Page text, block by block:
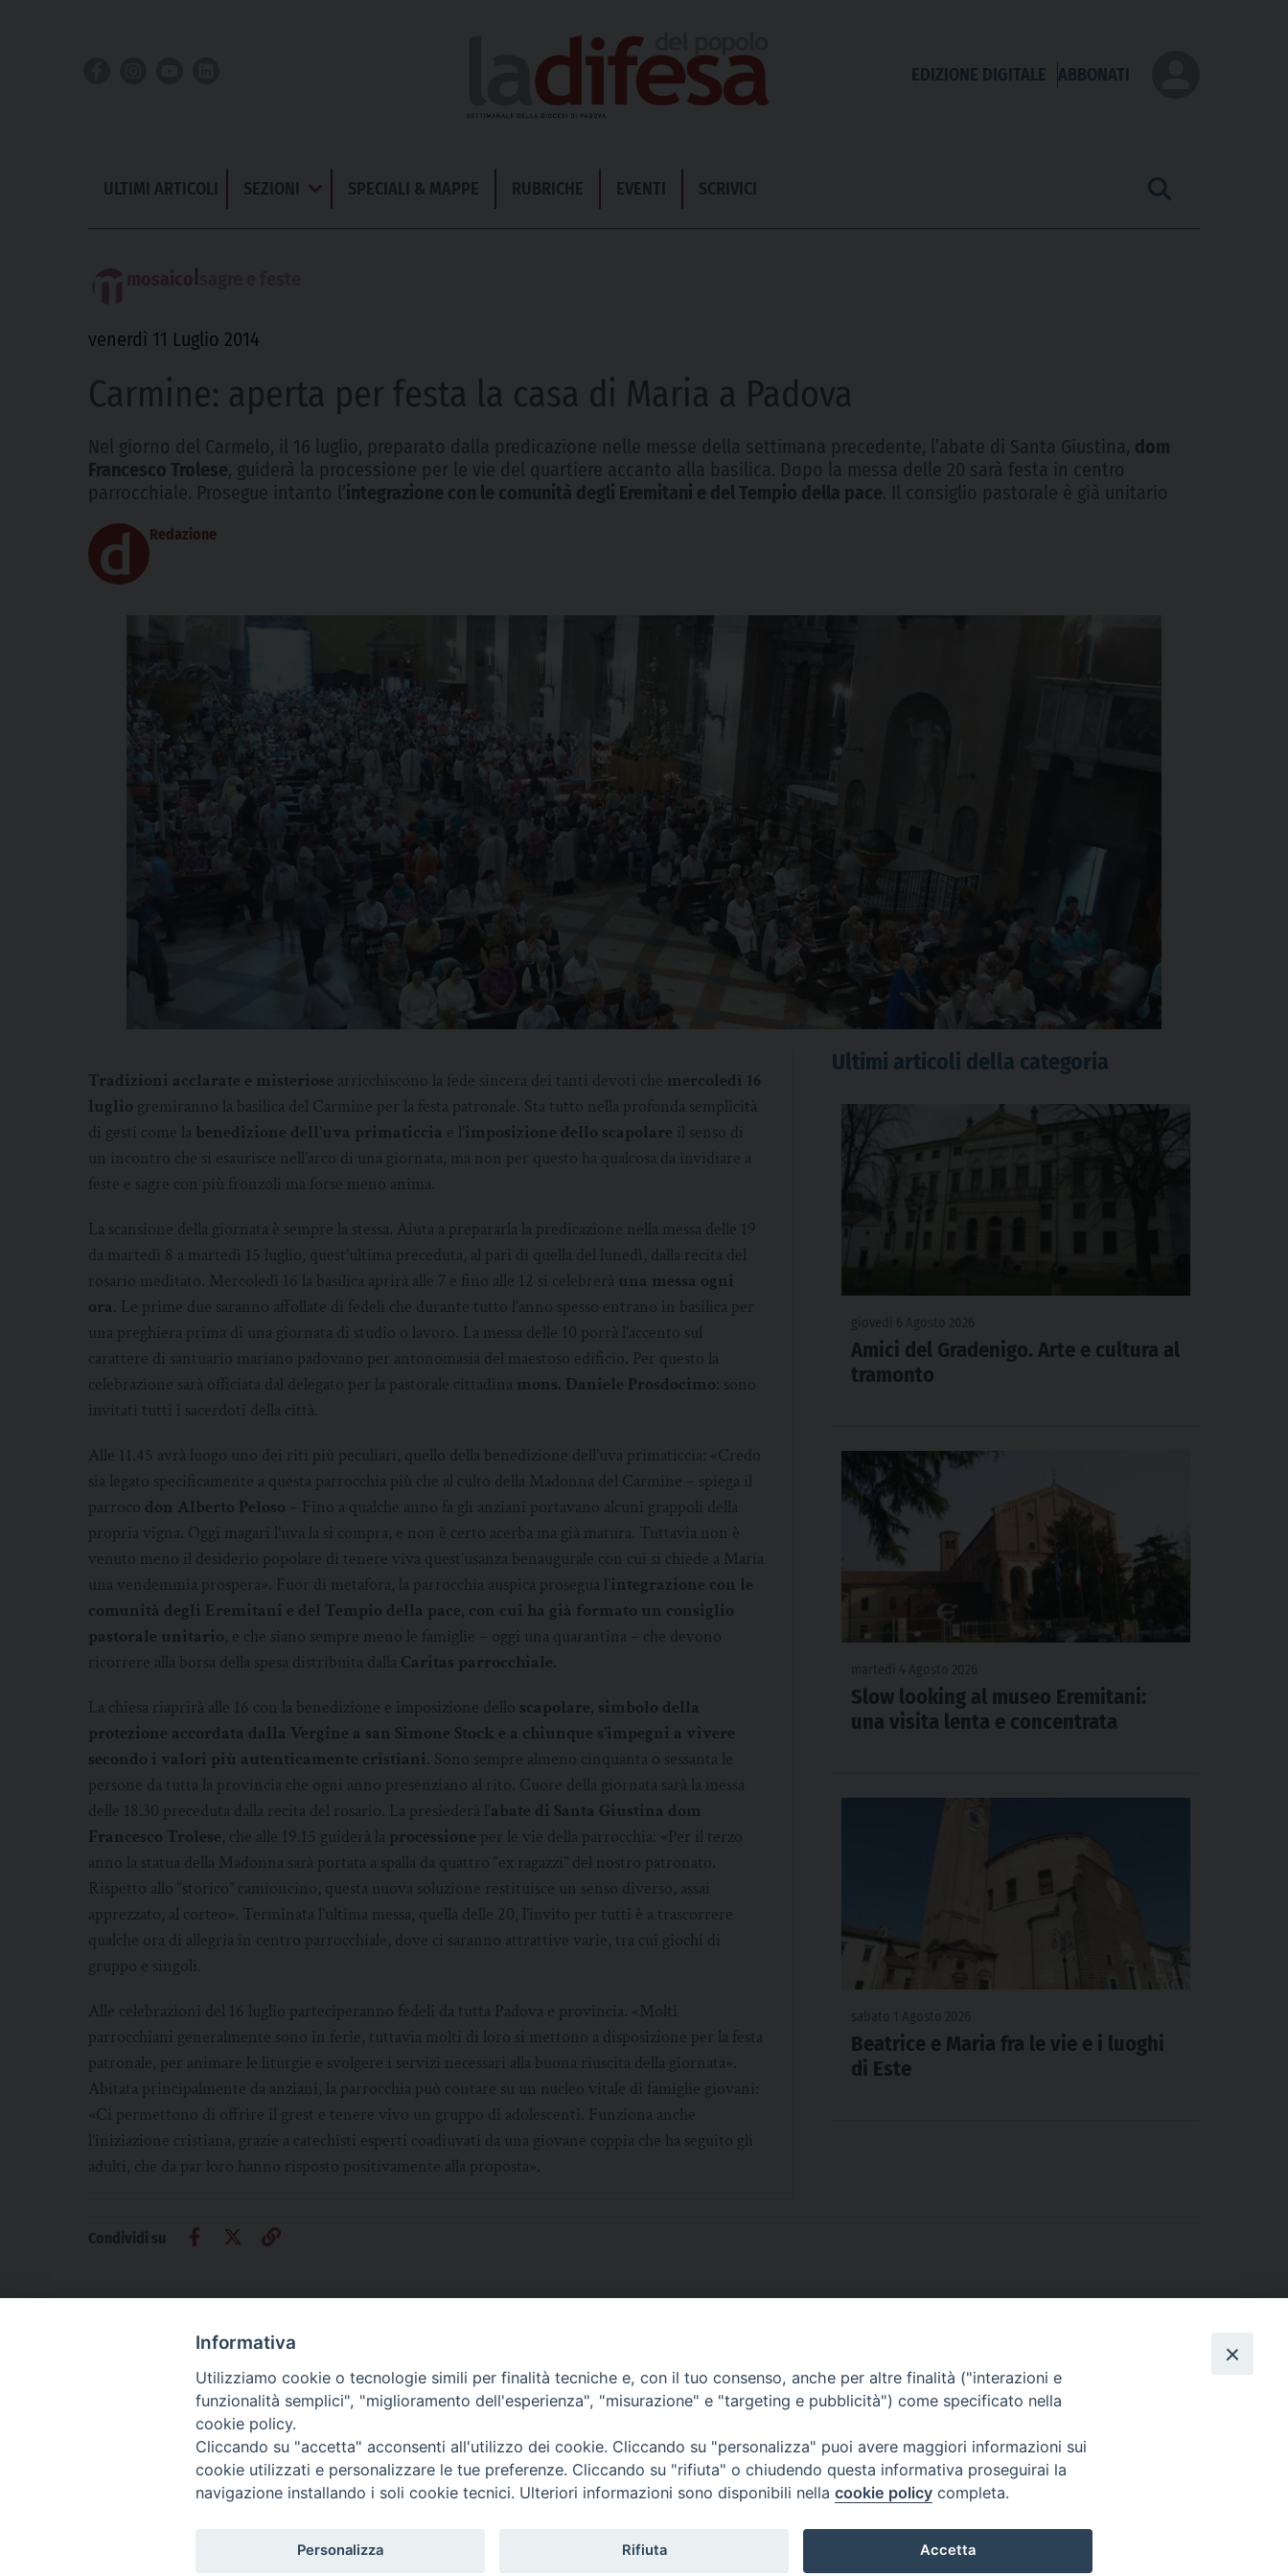
EDIZIONE DIGITALE ABBONATI
ULTIMI ARTICOLI SEZIONI
Apri
Menu
SPECIALI & MAPPE RUBRICHE EVENTI SCRIVICI
venerdì 11 Luglio 2014
Carmine: aperta per festa la casa di Maria a Padova
Nel giorno del Carmelo, il 16 luglio, preparato dalla predicazione nelle messe della settimana precedente, l’abate di Santa Giustina, dom
Francesco Trolese, guiderà la processione per le vie del quartiere accanto alla basilica. Dopo la messa delle 20 sarà festa in centro
parrocchiale. Prosegue intanto l’integrazione con le comunità degli Eremitani e del Tempio della pace. Il consiglio pastorale è già unitario
Redazione
Tradizioni acclarate e misteriose arricchiscono la fede sincera dei tanti devoti che mercoledì 16
luglio gremiranno la basilica del Carmine per la festa patronale. Sta tutto nella profonda semplicità
di gesti come la benedizione dell’uva primaticcia e l’ imposizione dello scapolare il senso di
un incontro che si esaurisce nell’arco di una giornata, ma non per questo ha qualcosa da invidiare a
feste e sagre con più fronzoli ma forse meno anima.
La scansione della giornata è sempre la stessa. Aiuta a prepararla la predicazione nella messa delle 19
da martedì 8 a martedì 15 luglio, quest’ultima preceduta, al pari di quella del lunedì, dalla recita del
rosario meditato. Mercoledì 16 la basilica aprirà alle 7 e fino alle 12 si celebrerà una messa ogni
ora . Le prime due saranno affollate di fedeli che durante tutto l’anno spesso entrano in basilica per
una preghiera prima di una giornata di studio o lavoro. La messa delle 10 porrà l’accento sul
carattere di santuario mariano padovano per antonomasia del maestoso edificio. Per questo la
celebrazione sarà officiata dal delegato per la pastorale cittadina mons. Daniele Prosdocimo : sono
invitati tutti i sacerdoti della città.
Alle 11.45 avrà luogo uno dei riti più peculiari, quello della benedizione dell’uva primaticcia: «Credo
sia legato specificamente a questa parrocchia più che al culto della Madonna del Carmine – spiega il
parroco don Alberto Peloso – Fino a qualche anno fa gli anziani portavano alcuni grappoli della
propria vigna. Oggi magari l’uva la si compra, e non è certo acerba ma già matura. Tuttavia non è
venuto meno il desiderio popolare di tenere viva quest’usanza benaugurale con cui si chiede a Maria
una vendemmia prospera». Fuor di metafora, la parrocchia auspica prosegua l’ integrazione con le
comunità degli Eremitani e del Tempio della pace, con cui ha già formato un consiglio
pastorale unitario, e che siano sempre meno le famiglie – oggi una quarantina – che devono
ricorrere alla borsa della spesa distribuita dalla Caritas parrocchiale
La chiesa riaprirà alle 16 con la benedizione e imposizione dello scapolare, simbolo della
protezione accordata dalla Vergine a san Simone Stock e a chiunque s’impegni a vivere
secondo i valori più autenticamente cristiani . Sono sempre almeno cinquanta o sessanta le
persone da tutta la provincia che ogni anno presenziano al rito. Cuore della giornata sarà la messa
delle 18.30 preceduta dalla recita del rosario. La presiederà l’ abate di Santa Giustina dom
Francesco Trolese, che alle 19.15 guiderà la processione per le vie della parrocchia: «Per il terzo
anno la statua della Madonna sarà portata a spalla da quattro “ex ragazzi” del nostro patronato.
Rispetto allo “storico” camioncino, questa nuova soluzione restituisce un senso diverso, assai
apprezzato, al corteo». Terminata l’ultima messa, quella delle 20, l’invito per tutti è a trascorrere
qualche ora di allegria in centro parrocchiale, dove ci saranno attrattive varie, tra cui giochi di
gruppo e singoli.
Alle celebrazioni del 16 luglio parteciperanno fedeli da tutta Padova e provincia. «Molti
parrocchiani generalmente sono in ferie, tuttavia molti di loro si mettono a disposizione per la festa
patronale, per animare le liturgie e svolgere i servizi necessari alla buona riuscita della giornata».
Abitata principalmente da anziani, la parrocchia può contare su un nucleo vitale di famiglie giovani:
«Ci permettono di offrire il grest e tenere vivo un gruppo di adolescenti. Funziona anche
l’iniziazione cristiana, grazie a catechisti esperti coadiuvati da una giovane coppia che ha seguito gli
adulti, che da par loro hanno risposto positivamente alla proposta».
Ultimi articoli della categoria
Amici del Gradenigo. Arte e cultura al
tramonto
Slow looking al museo Eremitani:
una visita lenta e concentrata
Beatrice e Maria fra le vie e i luoghi
di Este
Condividi su
AMMINISTRAZIONE TRASPARENTE SCRIVICI
La Difesa del Popolo percepisce i contributi pubblici all'editoria.
La Difesa del Popolo è una testata registrata presso il Tribunale di Padova decreto del 15 giugno 1950 al n. 37 del registro periodici.
Informativa
Utilizziamo cookie o tecnologie simili per finalità tecniche e, con il tuo consenso, anche per altre finalità ("interazioni e
funzionalità semplici", "miglioramento dell'esperienza", "misurazione" e "targeting e pubblicità") come specificato nella
cookie policy.
Cliccando su "accetta" acconsenti all'utilizzo dei cookie. Cliccando su "personalizza" puoi avere maggiori informazioni sui
cookie utilizzati e personalizzare le tue preferenze. Cliccando su "rifiuta" o chiudendo questa informativa proseguirai la
navigazione installando i soli cookie tecnici. Ulteriori informazioni sono disponibili nella cookie policy completa.
Personalizza Rifiuta Accetta